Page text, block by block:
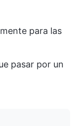
para las
pasar por un